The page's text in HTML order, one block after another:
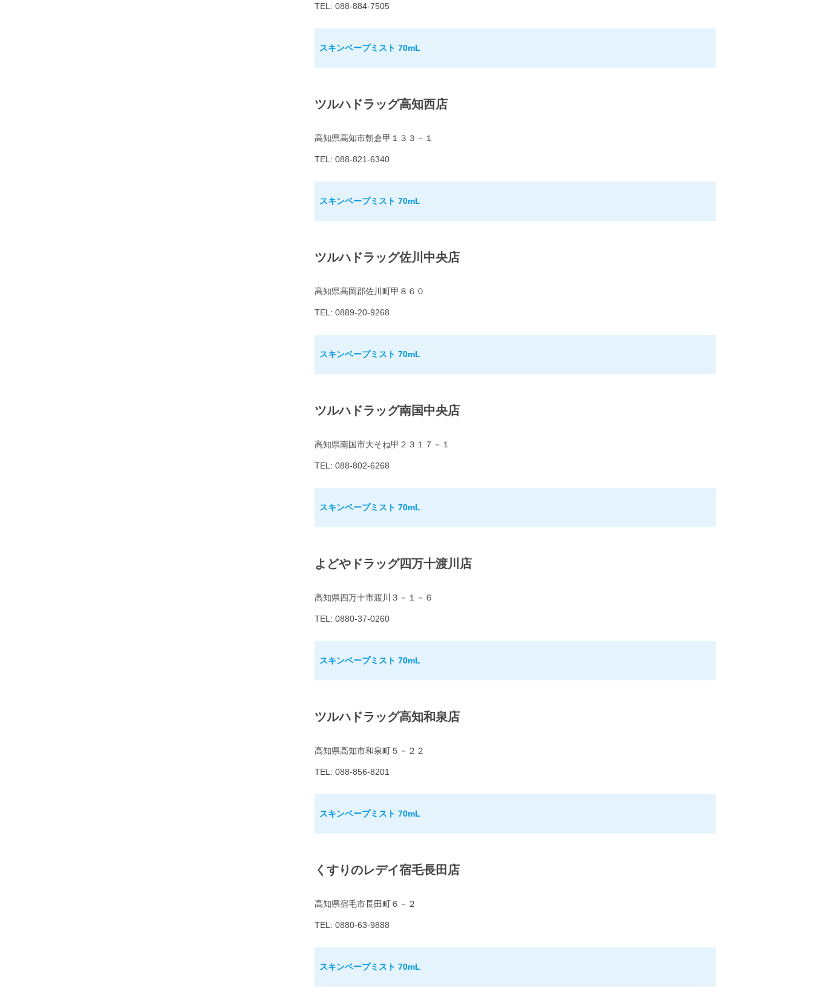
TEL: 088-884-7505
スキンベープミスト 70mL
ツルハドラッグ高知西店
高知県高知市朝倉甲１３３－１
TEL: 088-821-6340
スキンベープミスト 70mL
ツルハドラッグ佐川中央店
高知県高岡郡佐川町甲８６０
TEL: 0889-20-9268
スキンベープミスト 70mL
ツルハドラッグ南国中央店
高知県南国市大そね甲２３１７－１
TEL: 088-802-6268
スキンベープミスト 70mL
よどやドラッグ四万十渡川店
高知県四万十市渡川３－１－６
TEL: 0880-37-0260
スキンベープミスト 70mL
ツルハドラッグ高知和泉店
高知県高知市和泉町５－２２
TEL: 088-856-8201
スキンベープミスト 70mL
くすりのレデイ宿毛長田店
高知県宿毛市長田町６－２
TEL: 0880-63-9888
スキンベープミスト 70mL